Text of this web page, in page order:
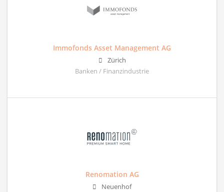
Immofonds Asset Management AG
Zürich
Banken / Finanzindustrie
Renomation AG
Neuenhof